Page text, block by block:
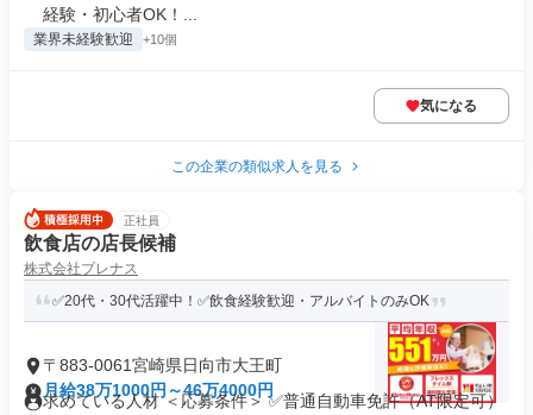
経験・初心者OK！...
業界未経験歓迎 +10個
気になる
この企業の類似求人を見る
正社員
飲食店の店長候補
株式会社プレナス
✅20代・30代活躍中！✅飲食経験歓迎・アルバイトのみOK
〒883-0061宮崎県日向市大王町
月給38万1000円～46万4000円
求めている人材 ＜応募条件＞ ✅普通自動車免許（AT限定可）